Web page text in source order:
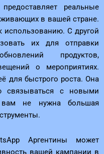
реальные
в вашей стране.
С другой
их для отправки
продуктов,
о мероприятиях.
для быстрого роста. Она
связываться с новыми
вам не нужна большая
Аргентины может
вашей кампании в